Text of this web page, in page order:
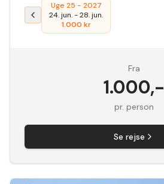
Uge 25 - 2027
24. jun.-28. jun.
1.000 kr
Fra
1.000,-
pr. person
Se rejse